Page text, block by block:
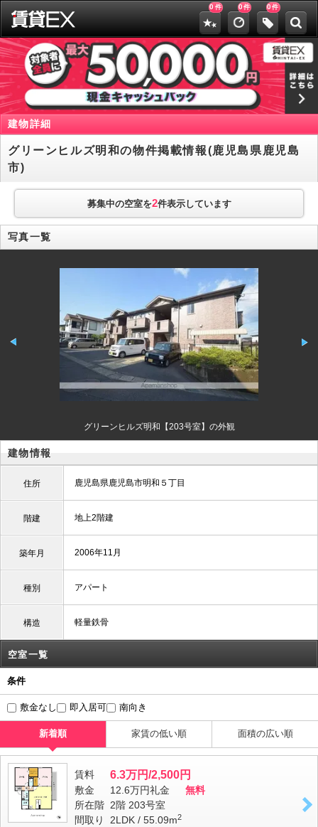
0 件 0件 0件
建物詳細
グリーンヒルズ明和の物件掲載情報(鹿児島県鹿児島
市)
募集中の空室を2件表示しています
写真一覧
グリーンヒルズ明和【203号室】の外観
建物情報
住所 鹿児島県鹿児島市明和５丁目
階建 地上2階建
築年月 2006年11月
種別 アパート
構造 軽量鉄骨
空室一覧
条件
敷金なし 即入居可 南向き
新着順 家賃の低い順 面積の広い順
賃料 6.3万円/2,500円
敷金 12.6万円礼金
無料
所在階 2階 203号室
間取り
2LDK / 55.09m2